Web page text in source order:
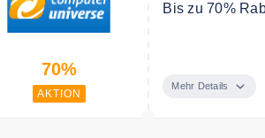
70%
AKTION
Bis zu 70%
Artikel aus
große
sowie
Mehr Details